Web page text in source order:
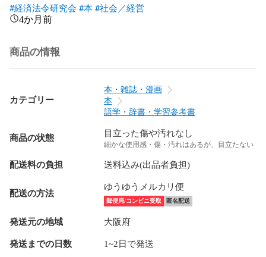
#経済法令研究会 #本#社会／経営
4か月前
商品の情報
カテゴリー
本・雑誌・漫画
本
語学・辞書・学習参考書
商品の状態 目立った傷や汚れなし
細かな使用感・傷・汚れはあるが、目立たない
配送料の負担 送料込み(出品者負担)
配送の方法
ゆうゆうメルカリ便
郵便局/コンビニ受取 匿名配送
発送元の地域 大阪府
発送までの日数 1~2日で発送